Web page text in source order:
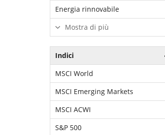
Energia rinnovabile
Mostra di più
Indici
MSCI World
MSCI Emerging Markets
MSCI ACWI
S&P 500